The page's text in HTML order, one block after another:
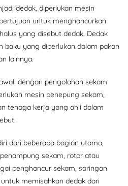
dedak, diperlukan mesin
untuk menghancurkan
yang disebut dedak. Dedak
baku yang diperlukan dalam pakan
lainnya.
dengan pengolahan sekam
mesin penepung sekam,
tenaga kerja yang ahli dalam
dari beberapa bagian utama,
sekam, rotor atau
penghancur sekam, saringan
memisahkan dedak dari